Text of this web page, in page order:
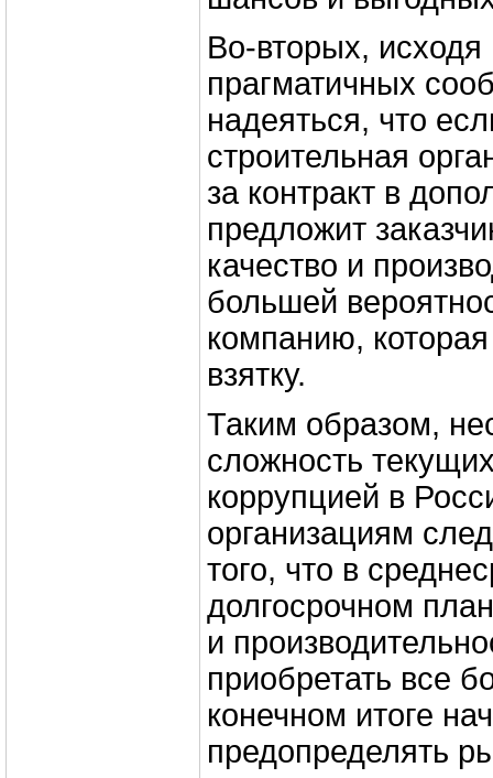
Во-вторых, исходя
прагматичных
надеяться, что
строительная
за контракт в
предложит
качество и
большей
компанию,
взятку.
Таким образом,
сложность
коррупцией в
организациям
того, что в
долгосрочном
и
приобретать все
конечном итоге
предопределять